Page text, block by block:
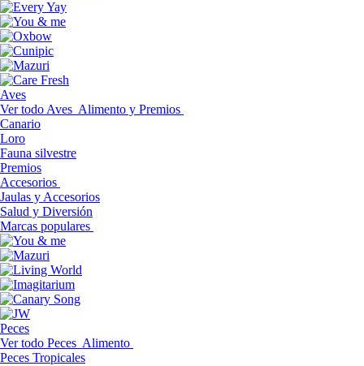
Aves
Ver todo Aves Alimento y Premios
Canario
Loro
Fauna silvestre
Premios
Accesorios
Jaulas y Accesorios
Salud y Diversión
Marcas populares
Peces
Ver todo Peces Alimento
Peces Tropicales